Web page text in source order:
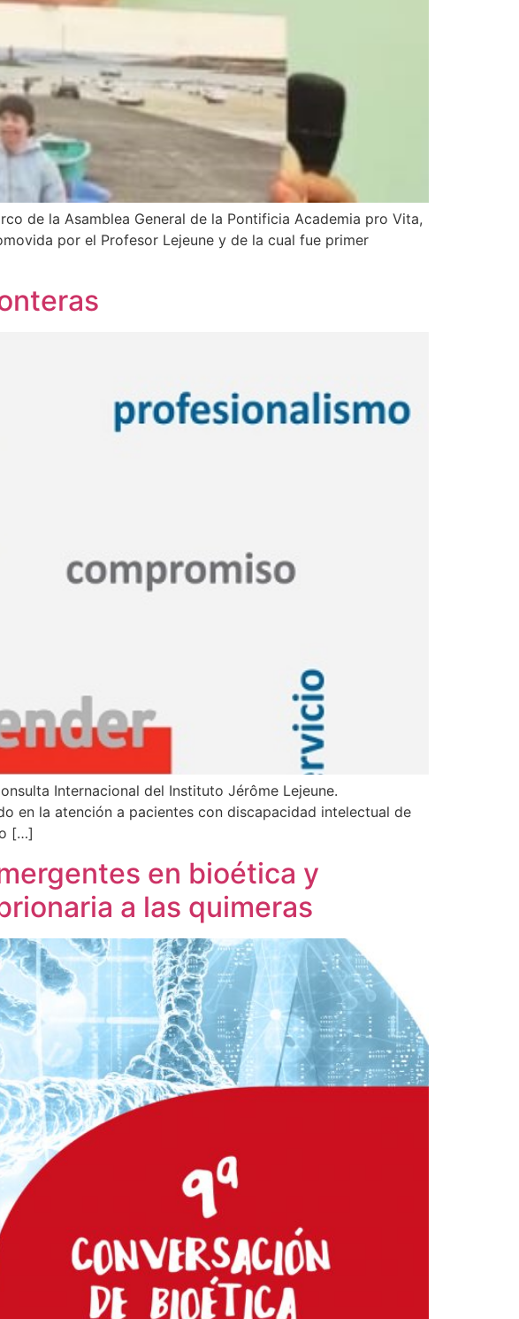
de la Asamblea General de la Pontificia Academia pro Vita,
por el Profesor Lejeune y de la cual fue primer
Internacional del Instituto Jérôme Lejeune.
en la atención a pacientes con discapacidad intelectual de
[…]
en bioética y
a las quimeras